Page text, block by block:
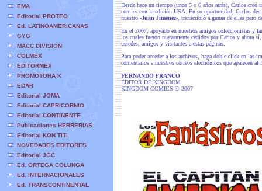
EMA
Editorial PROTEO
Ed. LATINOAMERICANAS
GYG
MACC DIVISION
COLMEX
EDITORMEX
PROMOTORA K
EDAR
Editorial JOMA
Editorial CAPRICORNIO
Editorial CONTINENTE
Pubicaciones HERRERIAS
Editorial KON TITI
NOVEDADES EDITORES
Editorial JGC
Ed. ORTEGA COLUNGA
Ed. INTERNACIONALES
Ed. TRANSCONTINENTAL
Desde hace un tiempo (unos 5 o 6 años atrás), Carlos creó
cómics con la edición USA. En su oportunidad, Carlos
nuestro -Juan Jimenez-, transcribió algunas de ellas pero
En el 2007, apoyado en nuestros amigos coleccionistas y
los cuales fueron nuevamente cedidos por Carlos y ahora
ustedes, amigos y visitantes a estas páginas.
Para poder acceder a los archivos, haga doble click en las
comentarios a nuestros correos electrónicos que aparecen al
FERNANDO FRANCO
EDITOR DE KINGDOM
KINGDOM COMICS © 2007